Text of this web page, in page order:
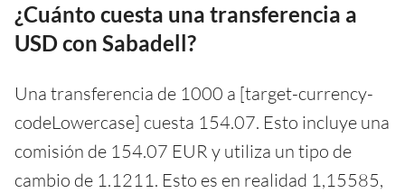
¿Cuánto cuesta una transferencia a
USD con Sabadell?
Una transferencia de 1000 a [target-currency-
codeLowercase] cuesta 154.07. Esto incluye una
comisión de 154.07 EUR y utiliza un tipo de
cambio de 1.1211. Esto es en realidad 1,15585,